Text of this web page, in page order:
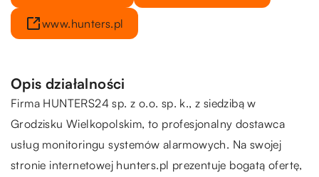
www.hunters.pl
Opis działalności
Firma HUNTERS24 sp. z o.o. sp. k., z siedzibą w
Grodzisku Wielkopolskim, to profesjonalny dostawca
usług monitoringu systemów alarmowych. Na swojej
stronie internetowej hunters.pl prezentuje bogatą ofertę,